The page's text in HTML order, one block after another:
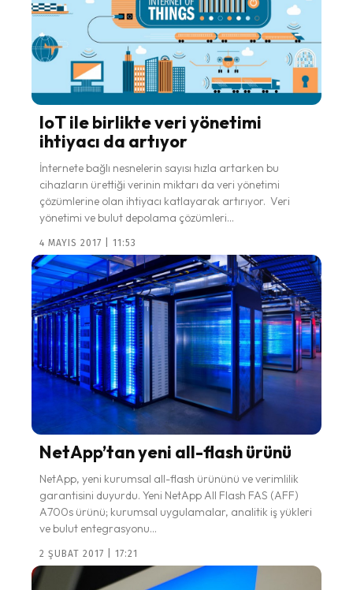
IoT ile birlikte veri yönetimi
ihtiyacı da artıyor
İnternete bağlı nesnelerin sayısı hızla artarken bu
cihazların ürettiği verinin miktarı da veri yönetimi
çözümlerine olan ihtiyacı katlayarak artırıyor. Veri
yönetimi ve bulut depolama çözümleri...
4 MAYIS 2017 | 11:53
NetApp’tan yeni all-flash ürünü
NetApp, yeni kurumsal all-flash ürününü ve verimlilik
garantisini duyurdu. Yeni NetApp All Flash FAS (AFF)
A700s ürünü; kurumsal uygulamalar, analitik iş yükleri
ve bulut entegrasyonu...
2 ŞUBAT 2017 | 17:21